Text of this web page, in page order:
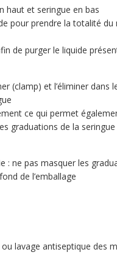
haut et seringue en bas
pour prendre la totalité
de purger le liquide
(clamp) et l’éliminer
ce qui permet
graduations de la
: ne pas masquer les
de l’emballage
lavage antiseptique des